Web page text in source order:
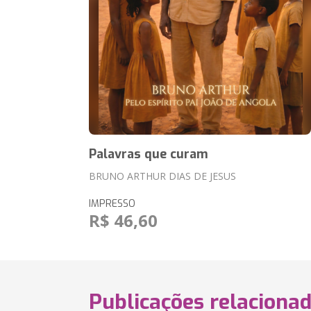
Palavras que curam
BRUNO ARTHUR DIAS DE JESUS
IMPRESSO
R$ 46,60
Publicações